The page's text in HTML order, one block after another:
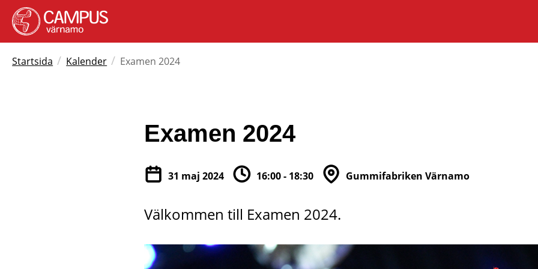
Startsida / Kalender / Examen 2024
Examen 2024
31 maj 2024 16:00 - 18:30 Gummifabriken Värnamo
Välkommen till Examen 2024.